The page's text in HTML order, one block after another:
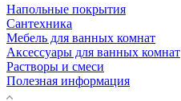
Напольные покрытия
Сантехника
Мебель для ванных комнат
Аксессуары для ванных комнат
Растворы и смеси
Полезная информация